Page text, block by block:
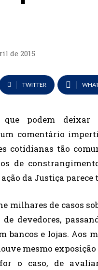
de 2015
TWITTER
podem deixar
comentário
cotidianas tão
de
da Justiça
milhares de casos
devedores,
bancos e lojas. Aos
mesmo
o caso, de